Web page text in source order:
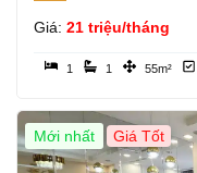
Giá: 21 triệu/tháng
1 1 55m²
Mới nhất Giá Tốt